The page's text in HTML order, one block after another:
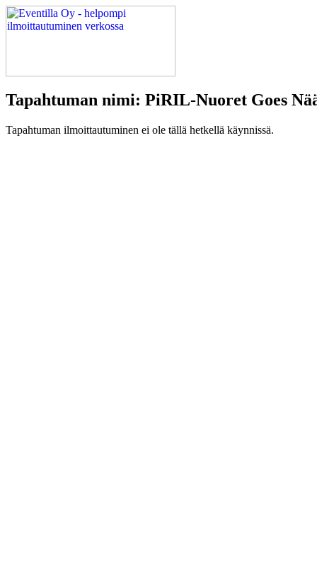
Tapahtuman nimi: PiRIL-Nuoret Goes
Tapahtuman ilmoittautuminen ei ole tällä hetkellä käynnissä.